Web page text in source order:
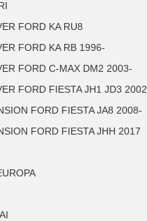
FORD KA RU8
FORD KA RB 1996-
FORD C-MAX DM2 2003-
FORD FIESTA JH1 JD3 2002
FORD FIESTA JA8 2008-
FORD FIESTA JHH 2017